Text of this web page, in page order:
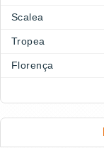
Scalea
Tropea
Florença